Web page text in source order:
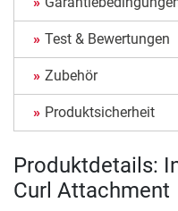
Test & Bewertungen
Zubehör
Produktsicherheit
Produktdetails:
Curl Attachment